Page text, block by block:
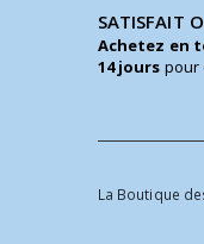
SATISFAIT
Achetez en
14 jours pour
La Boutique